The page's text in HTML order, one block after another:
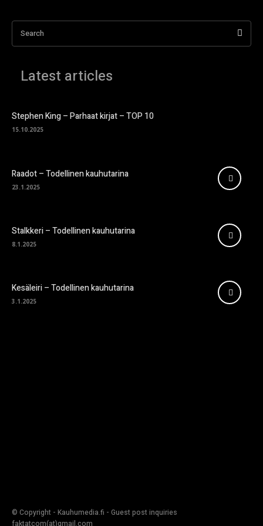
Search
Latest articles
Stephen King – Parhaat kirjat – TOP 10
15.10.2025
Raadot – Todellinen kauhutarina
23.1.2025
Stalkkeri – Todellinen kauhutarina
8.1.2025
Kesäleiri – Todellinen kauhutarina
3.1.2025
© Copyright - Kauhumedia.fi - Guest post inquiries
faktatcom(at)gmail.com